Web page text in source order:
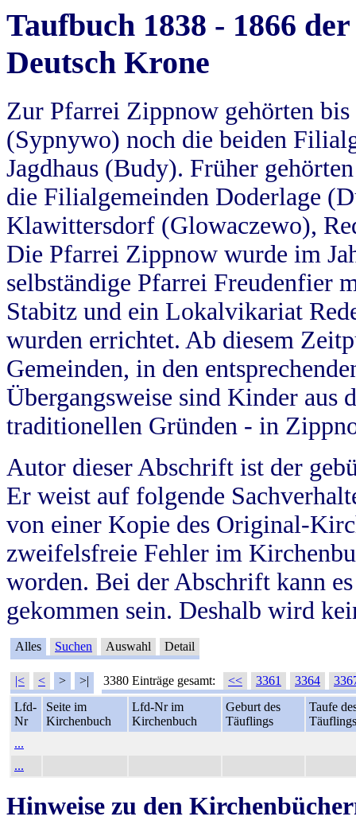
Taufbuch 1838 - 1866
Deutsch Krone
Zur Pfarrei Zippnow gehörten
(Sypnywo) noch die beiden
Jagdhaus (Budy). Früher
die Filialgemeinden Doderlage
Klawittersdorf (Glowaczewo),
Die Pfarrei Zippnow wurde im
selbständige Pfarrei Freudenfier
Stabitz und ein Lokalvikariat
wurden errichtet. Ab diesem
Gemeinden, in den
Übergangsweise sind Kinder aus
traditionellen Gründen - in
Autor dieser Abschrift ist der
Er weist auf folgende
von einer Kopie des Original-
zweifelsfreie Fehler im
worden. Bei der Abschrift kann
gekommen sein. Deshalb wird
Alles Suchen Auswahl Detail
|< < > >| 3380 Einträge gesamt: << 3361 3364
Lfd-
Nr
Seite im
Kirchenbuch
Lfd-Nr im
Kirchenbuch
Geburt des
Täuflings
Taufe
Täuflings
...
...
Hinweise zu den